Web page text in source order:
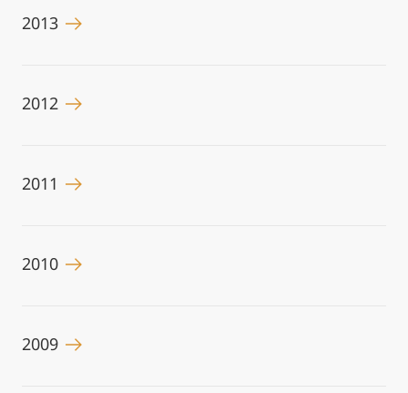
2013
2012
2011
2010
2009